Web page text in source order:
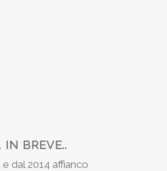
IN BREVE..
dal 2014 affianco